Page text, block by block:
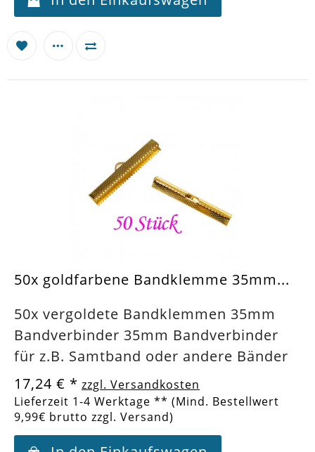
50x goldfarbene Bandklemme 35mm...
50x vergoldete Bandklemmen 35mm
Bandverbinder 35mm Bandverbinder
für z.B. Samtband oder andere Bänder
17,24 € * zzgl. Versandkosten
Lieferzeit 1-4 Werktage ** (Mind. Bestellwert
9,99€ brutto zzgl. Versand)